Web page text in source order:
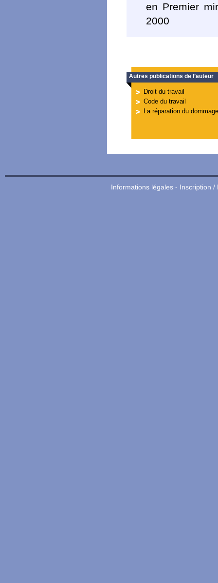
en Premier
2000
Autres publications de l’auteur
Droit du travail
Code du travail
La réparation du
Informations légales- Inscription